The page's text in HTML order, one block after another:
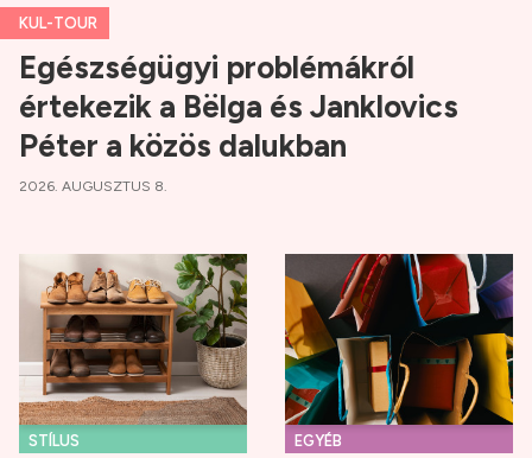
KUL-TOUR
Egészségügyi problémákról
értekezik a Bëlga és Janklovics
Péter a közös dalukban
2026. AUGUSZTUS 8.
STÍLUS EGYÉB